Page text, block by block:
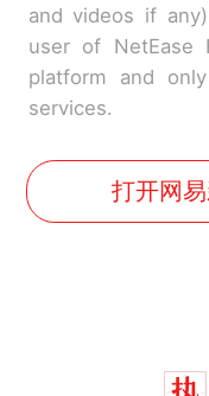
and videos if
user of NetEase
platform and
services.
打开网